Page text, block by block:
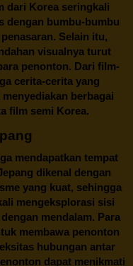
dari Korea seringkali
dengan bumbu-bumbu
Selain itu,
visualnya turut
penonton. Dari film-
cerita-cerita yang
menyediakan berbagai
film semi Korea.
mendapatkan tempat
dikenal dengan
yang kuat, sehingga
mengeksplorasi sisi
mendalam. Para
membawa penonton
hubungan antar
dapat menikmati